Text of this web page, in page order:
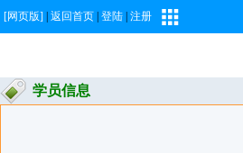
[网页版] 返回首页 登陆 注册
学员信息